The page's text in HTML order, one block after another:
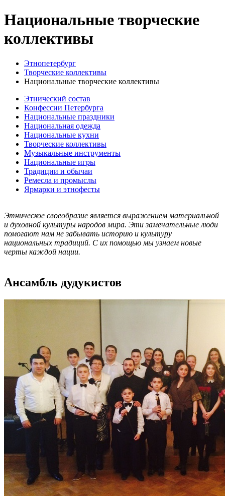
Национальные творческие
коллективы
Этнопетербург
Творческие коллективы
Национальные творческие коллективы
Этнический состав
Конфессии Петербурга
Национальные праздники
Национальная одежда
Национальные кухни
Творческие коллективы
Музыкальные инструменты
Национальные игры
Традиции и обычаи
Ремесла и промыслы
Ярмарки и этнофесты
Этническое своеобразие является выражением материальной
и духовной культуры народов мира. Эти замечательные люди
помогают нам не забывать историю и культуру
национальных традиций. С их помощью мы узнаем новые
черты каждой нации.
Ансамбль дудукистов